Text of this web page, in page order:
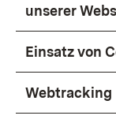
unserer
Einsatz von
Webtracking